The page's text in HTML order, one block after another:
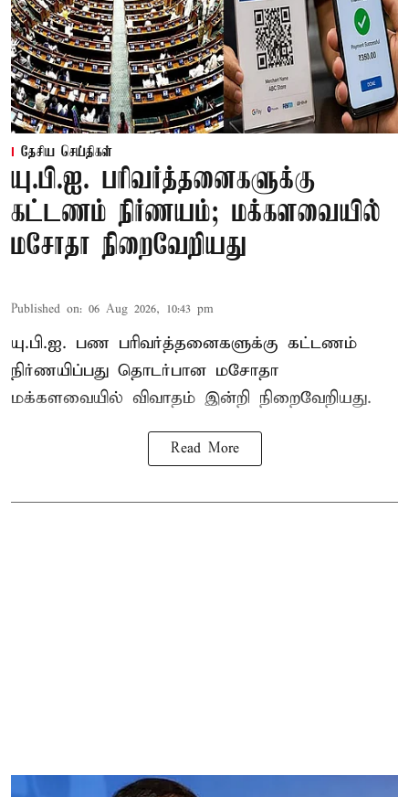
தேசிய செய்திகள்
யு.பி.ஐ. பரிவர்த்தனைகளுக்கு
கட்டணம் நிர்ணயம்; மக்களவையில்
மசோதா நிறைவேறியது
Published on: 06 Aug 2026, 10:43 pm
யு.பி.ஐ. பண பரிவர்த்தனைகளுக்கு கட்டணம்
நிர்ணயிப்பது தொடர்பான மசோதா
மக்களவையில் விவாதம் இன்றி நிறைவேறியது.
Read More